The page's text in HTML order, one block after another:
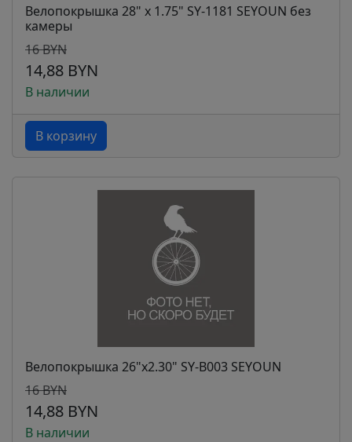
Велопокрышка 28" x 1.75" SY-1181 SEYOUN без
камеры
16 BYN
14,88 BYN
В наличии
В корзину
Велопокрышка 26"х2.30" SY-B003 SEYOUN
16 BYN
14,88 BYN
В наличии